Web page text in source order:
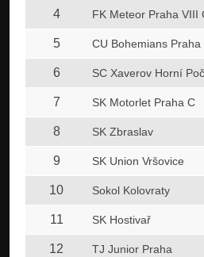
4 FK Meteor Praha VIII
5 CU Bohemians Praha
6 SC Xaverov Horní
7 SK Motorlet Praha C
8 SK Zbraslav
9 SK Union Vršovice
10 Sokol Kolovraty
11 SK Hostivař
12 TJ Junior Praha